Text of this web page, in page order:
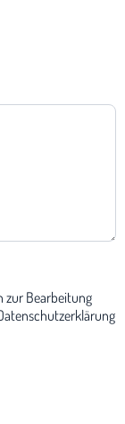
zur Bearbeitung